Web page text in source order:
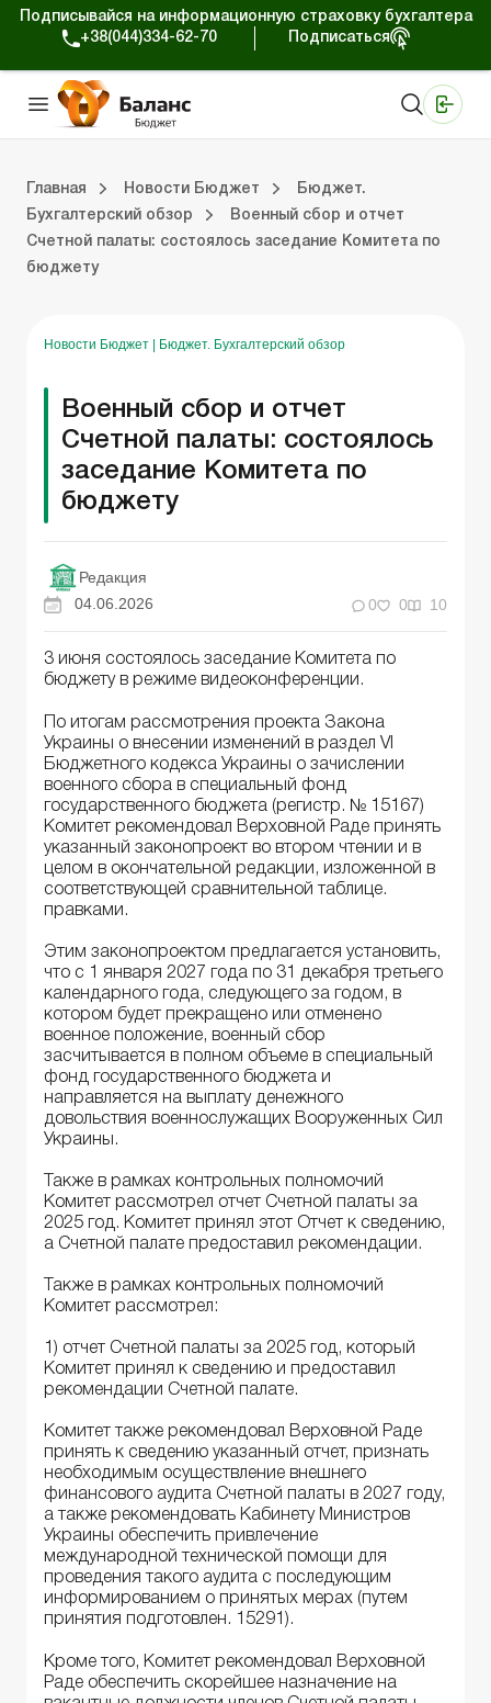
Подписывайся на информационную страховку бухгалтера
+38(044)334-62-70
Подписаться
Главная Новости Бюджет
Бюджет.
Бухгалтерский обзор
Военный сбор и отчет
Счетной палаты: состоялось заседание Комитета по
бюджету
Новости Бюджет Бюджет. Бухгалтерский обзор
Военный сбор и отчет
Счетной палаты: состоялось
заседание Комитета по
бюджету
Редакция
04.06.2026
0 0 10
3 июня состоялось заседание Комитета по
бюджету в режиме видеоконференции.
По итогам рассмотрения проекта Закона
Украины о внесении изменений в раздел VI
Бюджетного кодекса Украины о зачислении
военного сбора в специальный фонд
государственного бюджета (регистр. № 15167)
Комитет рекомендовал Верховной Раде принять
указанный законопроект во втором чтении и в
целом в окончательной редакции, изложенной в
соответствующей сравнительной таблице.
правками.
Этим законопроектом предлагается установить,
что с 1 января 2027 года по 31 декабря третьего
календарного года, следующего за годом, в
котором будет прекращено или отменено
военное положение, военный сбор
засчитывается в полном объеме в специальный
фонд государственного бюджета и
направляется на выплату денежного
довольствия военнослужащих Вооруженных Сил
Украины.
Также в рамках контрольных полномочий
Комитет рассмотрел отчет Счетной палаты за
2025 год. Комитет принял этот Отчет к сведению,
а Счетной палате предоставил рекомендации.
Также в рамках контрольных полномочий
Комитет рассмотрел:
1) отчет Счетной палаты за 2025 год, который
Комитет принял к сведению и предоставил
рекомендации Счетной палате.
Комитет также рекомендовал Верховной Раде
принять к сведению указанный отчет, признать
необходимым осуществление внешнего
финансового аудита Счетной палаты в 2027 году,
а также рекомендовать Кабинету Министров
Украины обеспечить привлечение
международной технической помощи для
проведения такого аудита с последующим
информированием о принятых мерах (путем
принятия подготовлен. 15291).
Кроме того, Комитет рекомендовал Верховной
Раде обеспечить скорейшее назначение на